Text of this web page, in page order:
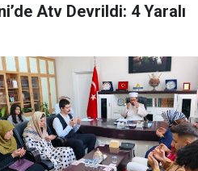
Atv Devrildi: 4 Yaralı